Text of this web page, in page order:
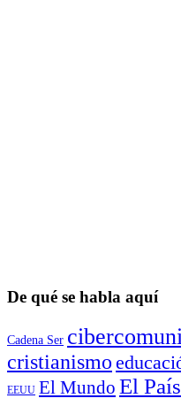
De qué se habla aquí
Cadena Ser
cristianismo
EEUU El Mundo El País